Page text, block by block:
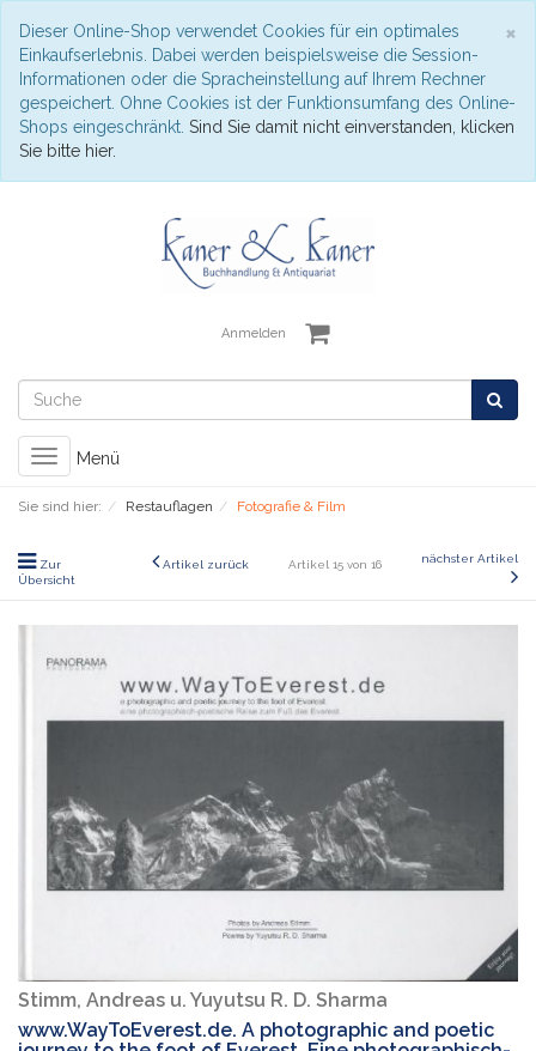
×
Dieser Online-Shop verwendet Cookies für ein optimales
Einkaufserlebnis. Dabei werden beispielsweise die Session-
Informationen oder die Spracheinstellung auf Ihrem Rechner
gespeichert. Ohne Cookies ist der Funktionsumfang des Online-
Shops eingeschränkt. Sind Sie damit nicht einverstanden, klicken
Sie bitte hier.
Anmelden
Toggle
navigation
Menü
Sie sind hier: Restauflagen Fotografie & Film
Zur
Übersicht
Artikel zurück Artikel 15 von 16 nächster Artikel
Stimm, Andreas u. Yuyutsu R. D. Sharma
www.WayToEverest.de. A photographic and poetic